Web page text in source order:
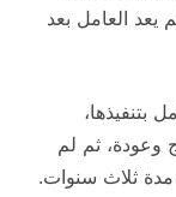
يعد العامل بعد
بتنفيذها،
وعودة، ثم لم
مدة ثلاث سنوات.